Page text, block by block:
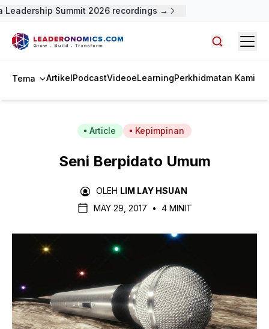
Summit 2026 recordings →
Tema ArtikelPodcastVideoeLearningPerkhidmatan Kami
Article Kepimpinan
Seni Berpidato Umum
OLEH LIM LAY HSUAN
MAY 29, 2017
• 4 MINIT